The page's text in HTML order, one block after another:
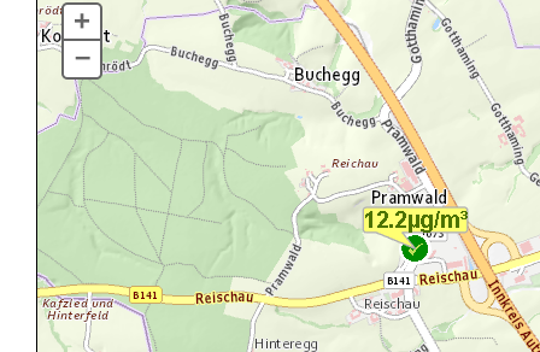
+
–